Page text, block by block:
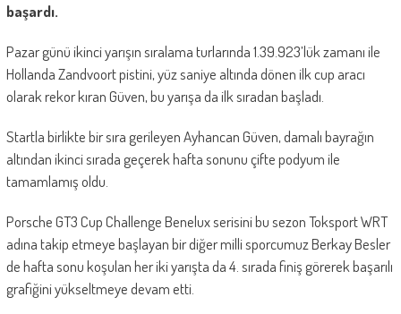
başardı.
Pazar günü ikinci yarışın sıralama turlarında 1.39.923’lük zamanı ile
Hollanda Zandvoort pistini, yüz saniye altında dönen ilk cup aracı
olarak rekor kıran Güven, bu yarışa da ilk sıradan başladı.
Startla birlikte bir sıra gerileyen Ayhancan Güven, damalı bayrağın
altından ikinci sırada geçerek hafta sonunu çifte podyum ile
tamamlamış oldu.
Porsche GT3 Cup Challenge Benelux serisini bu sezon Toksport WRT
adına takip etmeye başlayan bir diğer milli sporcumuz Berkay Besler
de hafta sonu koşulan her iki yarışta da 4. sırada finiş görerek başarılı
grafiğini yükseltmeye devam etti.